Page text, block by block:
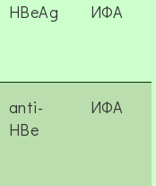
HBeAg ИФА
anti-
HBe
ИФА